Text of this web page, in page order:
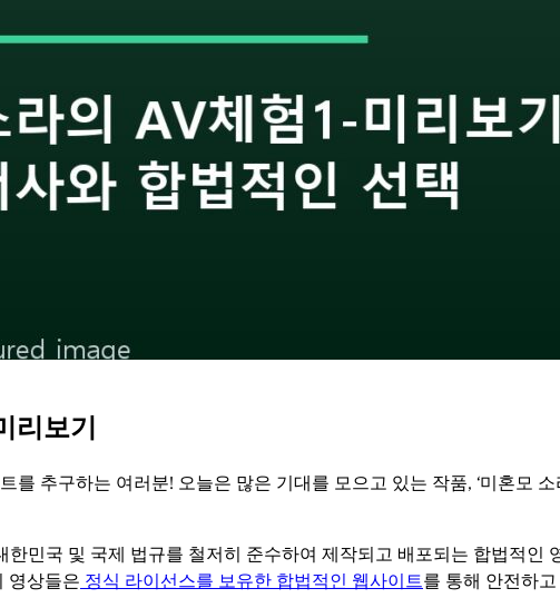
리보기
를 추구하는 여러분! 오늘은 많은 기대를 모으고 있는 작품, ‘미혼모
한민국 및 국제 법규를 철저히 준수하여 제작되고 배포되는 합법적인
영상들은 정식 라이선스를 보유한 합법적인 웹사이트를 통해 안전하